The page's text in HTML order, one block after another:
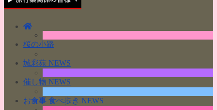
桜の小路
城彩苑 NEWS
催し物 NEWS
お食事 食べ歩き NEWS